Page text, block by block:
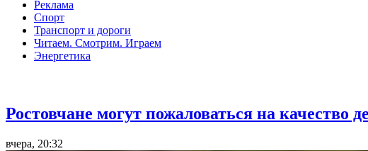
Реклама
Спорт
Транспорт и дороги
Читаем. Смотрим. Играем
Энергетика
Ростовчане могут пожаловаться на
вчера, 20:32